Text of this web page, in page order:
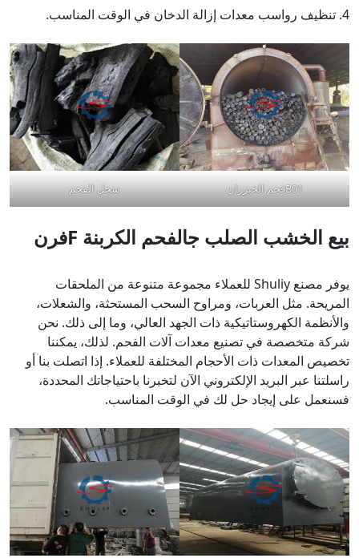
4. تنظيف رواسب معدات إزالة الدخان في الوقت المناسب.
B01فحم الخيزران سجل الفحم
بيع الخشب الصلب جالفحم الكربنة Fفرن
يوفر مصنع Shuliy للعملاء مجموعة متنوعة من الملحقات
المريحة. مثل العربات، ومراوح السحب المستحثة، والشعلات،
والأنظمة الكهروستاتيكية ذات الجهد العالي، وما إلى ذلك. نحن
شركة متخصصة في تصنيع معدات آلات الفحم. لذلك، يمكننا
تخصيص المعدات ذات الأحجام المختلفة للعملاء. إذا اتصلت بنا أو
راسلتنا عبر البريد الإلكتروني الآن لتخبرنا باحتياجاتك المحددة،
فسنعمل على إيجاد حل لك في الوقت المناسب.